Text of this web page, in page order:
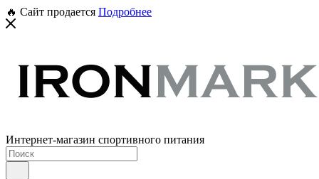
🔥 Сайт продается Подробнее
Интернет-магазин спортивного питания